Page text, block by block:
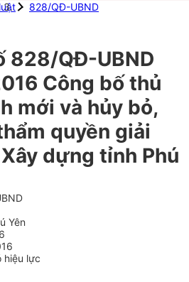
828/QĐ-UBND
828/QĐ-UBND
Công bố thủ
mới và hủy bỏ,
quyền giải
dựng tỉnh Phú
Yên
hiệu lực